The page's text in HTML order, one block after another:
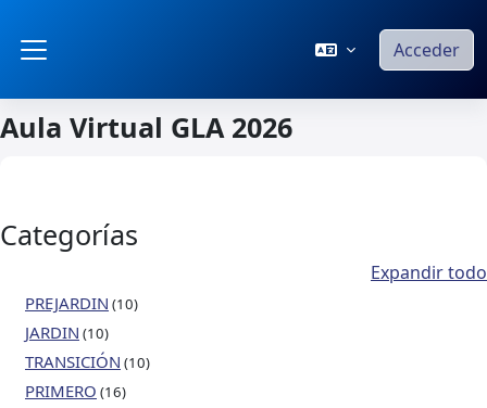
Acceder
Aula Virtual GLA 2026
Categorías
Expandir todo
PREJARDIN (10)
JARDIN (10)
TRANSICIÓN (10)
PRIMERO (16)